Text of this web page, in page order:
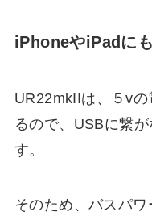
iPhoneやiPadに
UR22mkIIは、５v
るので、USBに繋
す。
そのため、バスパ